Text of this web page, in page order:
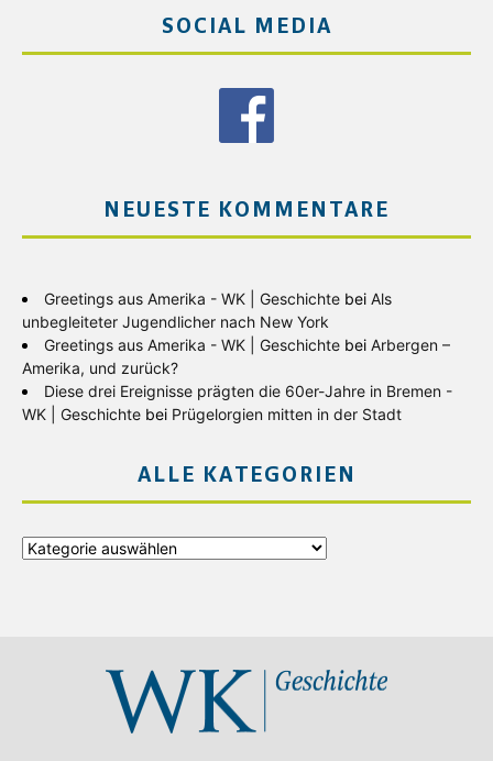
SOCIAL MEDIA
NEUESTE KOMMENTARE
Greetings aus Amerika - WK | Geschichte bei Als
unbegleiteter Jugendlicher nach New York
Greetings aus Amerika - WK | Geschichte bei Arbergen –
Amerika, und zurück?
Diese drei Ereignisse prägten die 60er-Jahre in Bremen -
WK | Geschichte bei Prügelorgien mitten in der Stadt
ALLE KATEGORIEN
Alle